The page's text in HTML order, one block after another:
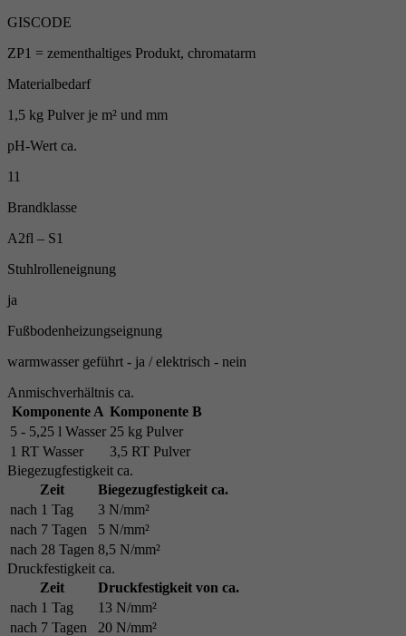
GISCODE
ZP1 = zementhaltiges Produkt, chromatarm
Materialbedarf
1,5 kg Pulver je m² und mm
pH-Wert ca.
11
Brandklasse
A2fl – S1
Stuhlrolleneignung
ja
Fußbodenheizungseignung
warmwasser geführt - ja / elektrisch - nein
Anmischverhältnis ca.
Komponente A Komponente B
5 - 5,25 l Wasser 25 kg Pulver
1 RT Wasser
3,5 RT Pulver
Biegezugfestigkeit ca.
Zeit
Biegezugfestigkeit ca.
nach 1 Tag
3 N/mm²
nach 7 Tagen
5 N/mm²
nach 28 Tagen 8,5 N/mm²
Druckfestigkeit ca.
Zeit
Druckfestigkeit von ca.
nach 1 Tag
13 N/mm²
nach 7 Tagen
20 N/mm²